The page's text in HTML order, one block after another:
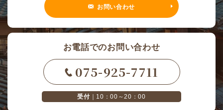
お問い合わせ
お電話でのお問い合わせ
075-925-7711
受付｜10：00～20：00